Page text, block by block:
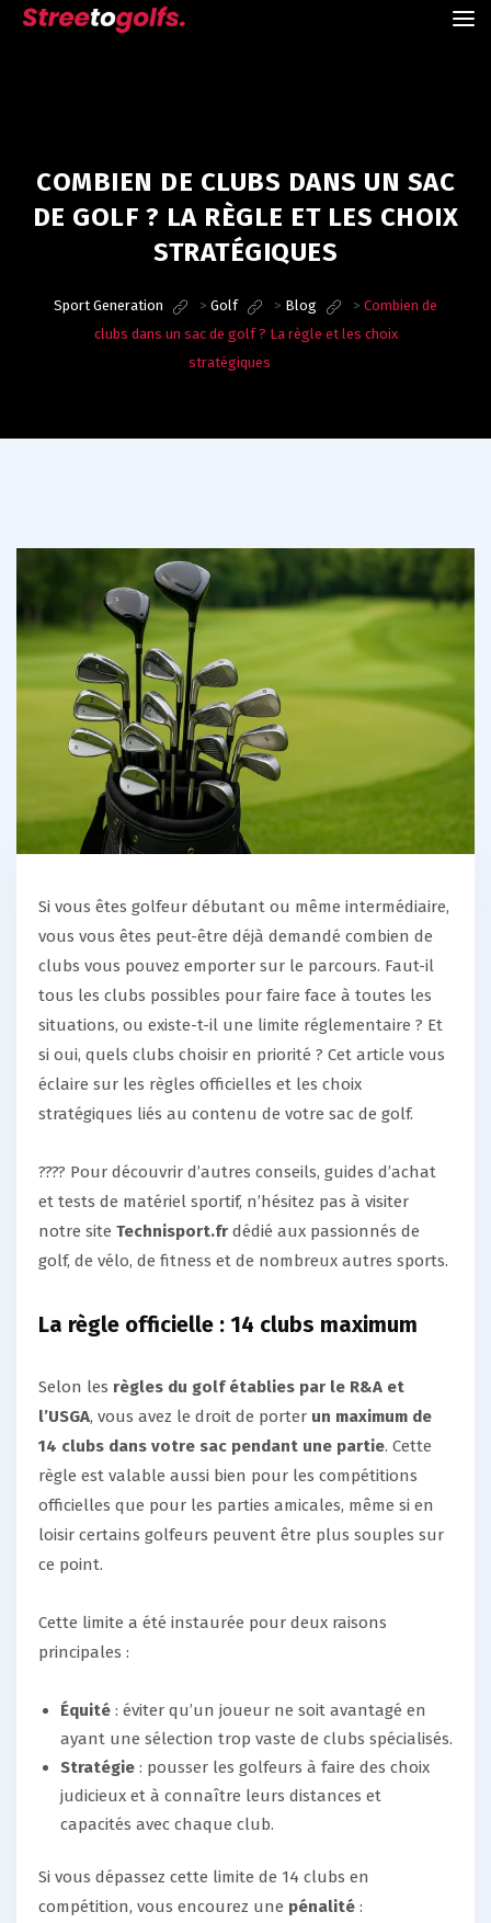
COMBIEN DE CLUBS DANS UN SAC
DE GOLF ? LA RÈGLE ET LES CHOIX
STRATÉGIQUES
Sport Generation > Golf > Blog > Combien de
clubs dans un sac de golf ? La règle et les choix
stratégiques
Si vous êtes golfeur débutant ou même intermédiaire,
vous vous êtes peut-être déjà demandé combien de
clubs vous pouvez emporter sur le parcours. Faut-il
tous les clubs possibles pour faire face à toutes les
situations, ou existe-t-il une limite réglementaire ? Et
si oui, quels clubs choisir en priorité ? Cet article vous
éclaire sur les règles officielles et les choix
stratégiques liés au contenu de votre sac de golf.
???? Pour découvrir d’autres conseils, guides d’achat
et tests de matériel sportif, n’hésitez pas à visiter
notre site Technisport.fr dédié aux passionnés de
golf, de vélo, de fitness et de nombreux autres sports.
La règle officielle : 14 clubs maximum
Selon les règles du golf établies par le R&A et
l’USGA, vous avez le droit de porter un maximum de
14 clubs dans votre sac pendant une partie. Cette
règle est valable aussi bien pour les compétitions
officielles que pour les parties amicales, même si en
loisir certains golfeurs peuvent être plus souples sur
ce point.
Cette limite a été instaurée pour deux raisons
principales :
Équité : éviter qu’un joueur ne soit avantagé en
ayant une sélection trop vaste de clubs spécialisés.
Stratégie : pousser les golfeurs à faire des choix
judicieux et à connaître leurs distances et
capacités avec chaque club.
Si vous dépassez cette limite de 14 clubs en
compétition, vous encourez une pénalité :